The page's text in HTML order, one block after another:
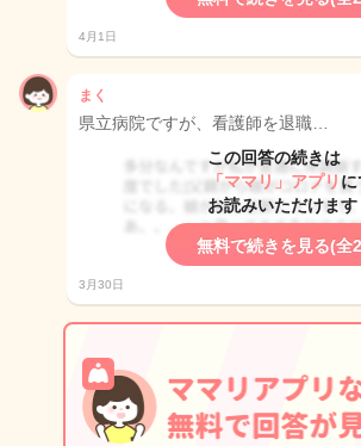
4月1日
まく
県立病院ですが、看護師を退職…
この回答の続きは
「ママリ」アプリ に
お読みいただけます
無料で続きを見る(全
3月30日